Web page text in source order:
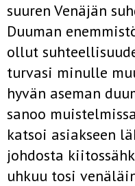
suuren Venäjän
Duuman
ollut
turvasi minulle
hyvän aseman
sanoo
katsoi asiakseen
johdosta
uhkuu tosi